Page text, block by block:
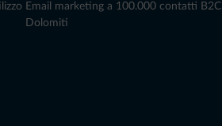
Email marketing a 100.000 contatti B2C
Dolomiti